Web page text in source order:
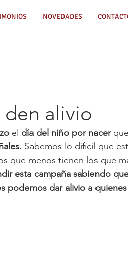
NOVEDADES
den alivio
el día del niño por nacer
Sabemos lo difícil que
que menos tienen los que
esta campaña sabiendo
podemos dar alivio a